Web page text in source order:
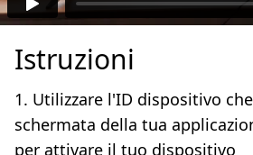
Istruzioni
1. Utilizzare l'ID dispositivo
schermata della tua
per attivare il tuo dispositivo